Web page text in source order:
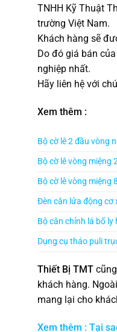
TNHH Kỹ Thuật
trường Việt Nam.
Khách hàng sẽ
Do đó giá bán của
nghiệp nhất.
Hãy liên hệ với
Xem thêm :
Bộ cờ lê 2 đầu vòng
Bộ cờ lê vòng miệng
Bộ cờ lê vòng miệng
Đèn cân lửa động cơ
Bộ cân chỉnh lá bố ly
Dụng cụ tháo puli
Thiết Bị TMT
khách hàng.
mang lại cho
Xem thêm : Tại